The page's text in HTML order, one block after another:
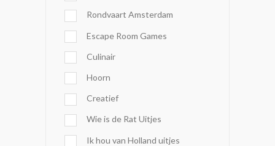
Rondvaart Amsterdam
Escape Room Games
Culinair
Hoorn
Creatief
Wie is de Rat Uitjes
Ik hou van Holland uitjes